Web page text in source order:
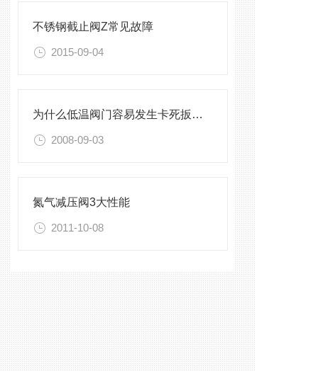
不锈钢截止阀Z常见故障
2015-09-04
为什么低温阀门容易发生卡死扳不动的现象
2008-09-03
氮气减压阀3大性能
2011-10-08